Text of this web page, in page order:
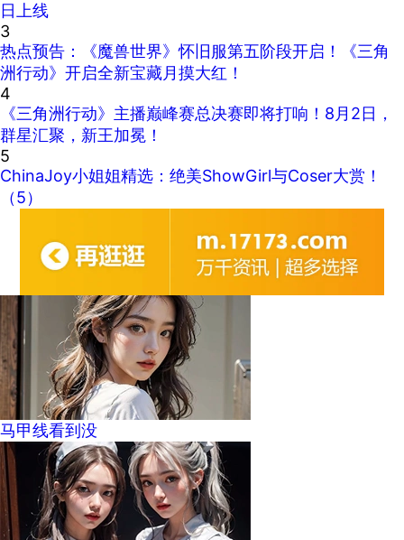
日上线
3
热点预告：《魔兽世界》怀旧服第五阶段开启！《三角
洲行动》开启全新宝藏月摸大红！
4
《三角洲行动》主播巅峰赛总决赛即将打响！8月2日，
群星汇聚，新王加冕！
5
ChinaJoy小姐姐精选：绝美ShowGirl与Coser大赏！
（5）
马甲线看到没